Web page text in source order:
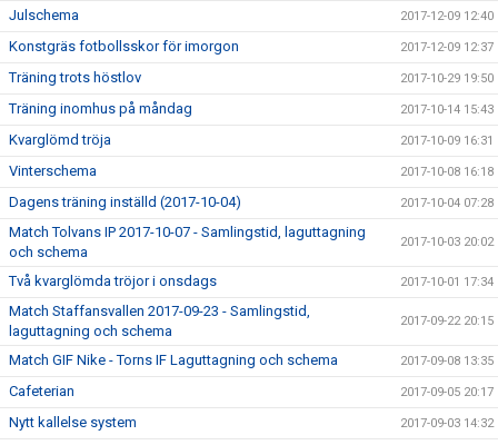
Julschema 2017-12-09 12:40
Konstgräs fotbollsskor för imorgon 2017-12-09 12:37
Träning trots höstlov 2017-10-29 19:50
Träning inomhus på måndag 2017-10-14 15:43
Kvarglömd tröja 2017-10-09 16:31
Vinterschema 2017-10-08 16:18
Dagens träning inställd (2017-10-04) 2017-10-04 07:28
Match Tolvans IP 2017-10-07 - Samlingstid, laguttagning
och schema
2017-10-03 20:02
Två kvarglömda tröjor i onsdags 2017-10-01 17:34
Match Staffansvallen 2017-09-23 - Samlingstid,
laguttagning och schema
2017-09-22 20:15
Match GIF Nike - Torns IF Laguttagning och schema 2017-09-08 13:35
Cafeterian 2017-09-05 20:17
Nytt kallelse system 2017-09-03 14:32